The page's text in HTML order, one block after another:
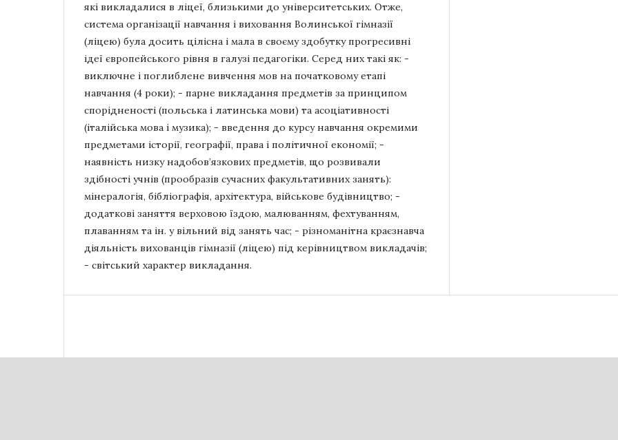
які викладалися в ліцеї, близькими до університетських. Отже,
система організації навчання і виховання Волинської гімназії
(ліцею) була досить цілісна і мала в своєму здобутку прогресивні
ідеї європейського рівня в галузі педагогіки. Серед них такі як: -
виключне і поглиблене вивчення мов на початковому етапі
навчання (4 роки); - парне викладання предметів за принципом
спорідненості (польська і латинська мови) та асоціативності
(італійська мова і музика); - введення до курсу навчання окремими
предметами історії, географії, права і політичної економії; -
наявність низку надобов’язкових предметів, що розвивали
здібності учнів (прообразів сучасних факультативних занять):
мінералогія, бібліографія, архітектура, військове будівництво; -
додаткові заняття верховою їздою, малюванням, фехтуванням,
плаванням та ін. у вільний від занять час; - різноманітна краєзнавча
діяльність вихованців гімназії (ліцею) під керівництвом викладачів;
- світський характер викладання.